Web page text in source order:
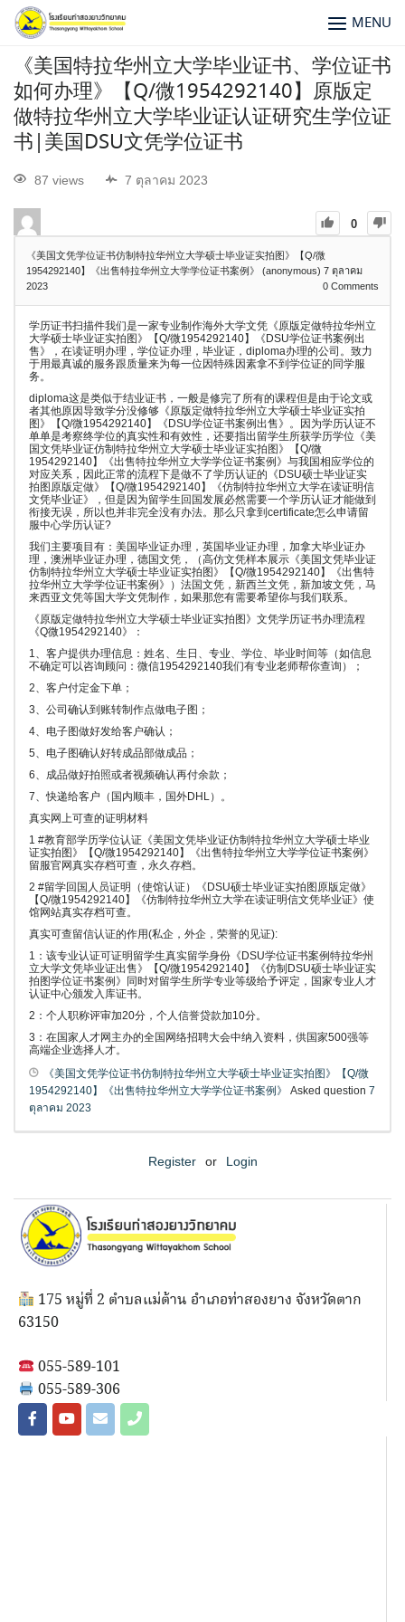
MENU
《美国特拉华州立大学毕业证书、学位证书
如何办理》【Q/微1954292140】原版定
做特拉华州立大学毕业证认证研究生学位证
书|美国DSU文凭学位证书
87 views 7 ตุลาคม 2023
0
《美国文凭学位证书仿制特拉华州立大学硕士毕业证实拍图》【Q/微
1954292140】《出售特拉华州立大学学位证书案例》 (anonymous) 7 ตุลาคม
2023
0 Comments
学历证书扫描件我们是一家专业制作海外大学文凭《原版定做特拉华州立
大学硕士毕业证实拍图》【Q/微1954292140】《DSU学位证书案例出
售》，在读证明办理，学位证办理，毕业证，diploma办理的公司。致力
于用最真诚的服务跟质量来为每一位因特殊因素拿不到学位证的同学服
务。
diploma这是类似于结业证书，一般是修完了所有的课程但是由于论文或
者其他原因导致学分没修够《原版定做特拉华州立大学硕士毕业证实拍
图》【Q/微1954292140】《DSU学位证书案例出售》。因为学历认证不
单单是考察终学位的真实性和有效性，还要指出留学生所获学历学位《美
国文凭毕业证仿制特拉华州立大学硕士毕业证实拍图》【Q/微
1954292140】《出售特拉华州立大学学位证书案例》与我国相应学位的
对应关系，因此正常的流程下是做不了学历认证的《DSU硕士毕业证实
拍图原版定做》【Q/微1954292140】《仿制特拉华州立大学在读证明信
文凭毕业证》，但是因为留学生回国发展必然需要一个学历认证才能做到
衔接无误，所以也并非完全没有办法。那么只拿到certificate怎么申请留
服中心学历认证?
我们主要项目有：美国毕业证办理，英国毕业证办理，加拿大毕业证办
理，澳洲毕业证办理，德国文凭，（高仿文凭样本展示《美国文凭毕业证
仿制特拉华州立大学硕士毕业证实拍图》【Q/微1954292140】《出售特
拉华州立大学学位证书案例》）法国文凭，新西兰文凭，新加坡文凭，马
来西亚文凭等国大学文凭制作，如果那您有需要希望你与我们联系。
《原版定做特拉华州立大学硕士毕业证实拍图》文凭学历证书办理流程
《Q微1954292140》：
1、客户提供办理信息：姓名、生日、专业、学位、毕业时间等（如信息
不确定可以咨询顾问：微信1954292140我们有专业老师帮你查询）；
2、客户付定金下单；
3、公司确认到账转制作点做电子图；
4、电子图做好发给客户确认；
5、电子图确认好转成品部做成品；
6、成品做好拍照或者视频确认再付余款；
7、快递给客户（国内顺丰，国外DHL）。
真实网上可查的证明材料
1 #教育部学历学位认证《美国文凭毕业证仿制特拉华州立大学硕士毕业
证实拍图》【Q/微1954292140】《出售特拉华州立大学学位证书案例》
留服官网真实存档可查，永久存档。
2 #留学回国人员证明（使馆认证）《DSU硕士毕业证实拍图原版定做》
【Q/微1954292140】《仿制特拉华州立大学在读证明信文凭毕业证》使
馆网站真实存档可查。
真实可查留信认证的作用(私企，外企，荣誉的见证):
1：该专业认证可证明留学生真实留学身份《DSU学位证书案例特拉华州
立大学文凭毕业证出售》【Q/微1954292140】《仿制DSU硕士毕业证实
拍图学位证书案例》同时对留学生所学专业等级给予评定，国家专业人才
认证中心颁发入库证书。
2：个人职称评审加20分，个人信誉贷款加10分。
3：在国家人才网主办的全国网络招聘大会中纳入资料，供国家500强等
高端企业选择人才。
《美国文凭学位证书仿制特拉华州立大学硕士毕业证实拍图》【Q/微
1954292140】《出售特拉华州立大学学位证书案例》
Asked question 7
ตุลาคม 2023
Register or Login
175 หมู่ที่ 2 ตำบลแม่ต้าน อำเภอท่าสองยาง จังหวัดตาก
63150
055-589-101
055-589-306